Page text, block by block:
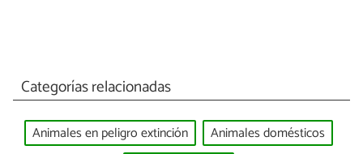
Categorías relacionadas
Animales en peligro extinción
Animales domésticos